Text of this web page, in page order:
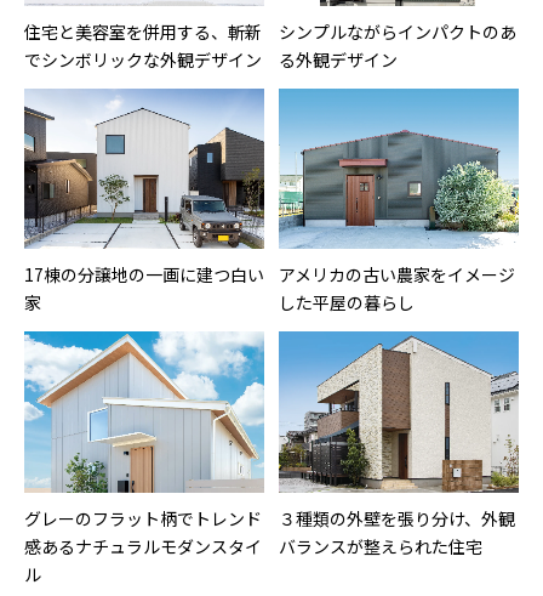
住宅と美容室を併用する、斬新
でシンボリックな外観デザイン
シンプルながらインパクトのあ
る外観デザイン
17棟の分譲地の一画に建つ白い
家
アメリカの古い農家をイメージ
した平屋の暮らし
グレーのフラット柄でトレンド
感あるナチュラルモダンスタイ
ル
３種類の外壁を張り分け、外観
バランスが整えられた住宅